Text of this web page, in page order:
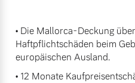
• Die Mallorca-Deckung
Haftpflichtschäden beim
europäischen Ausland.
• 12 Monate